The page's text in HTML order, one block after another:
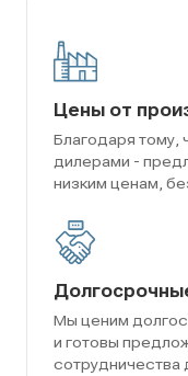
Цены от
Благодаря тому,
дилерами -
низким ценам,
Мы ценим
и готовы
сотрудничества